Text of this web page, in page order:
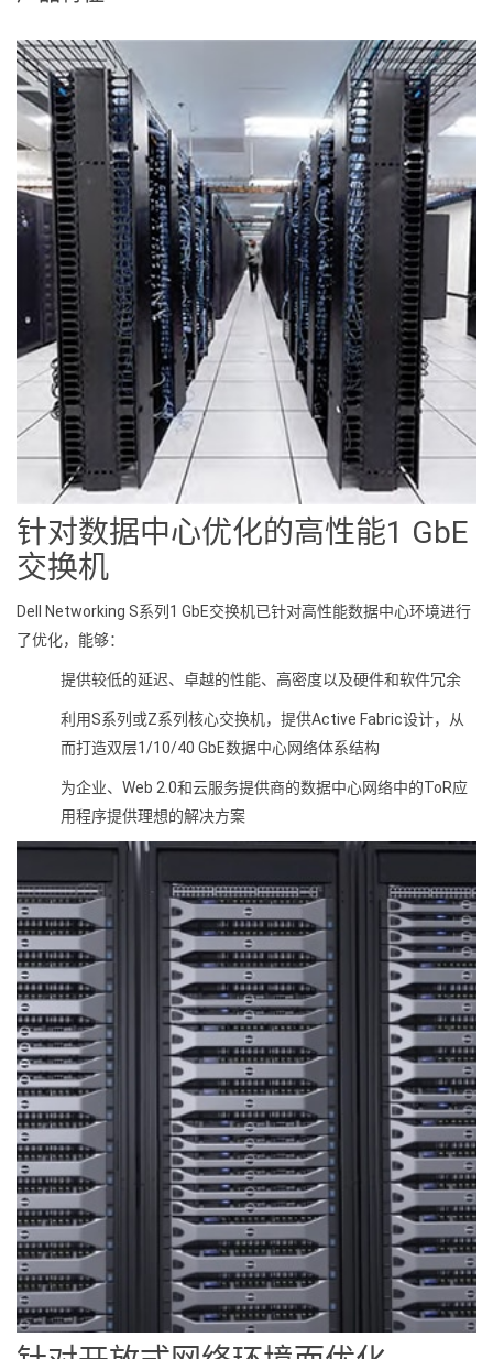
针对数据中心优化的高性能1 GbE
交换机
Dell Networking S系列1 GbE交换机已针对高性能数据中心环境进行
了优化，能够：
提供较低的延迟、卓越的性能、高密度以及硬件和软件冗余
利用S系列或Z系列核心交换机，提供Active Fabric设计，从
而打造双层1/10/40 GbE数据中心网络体系结构
为企业、Web 2.0和云服务提供商的数据中心网络中的ToR应
用程序提供理想的解决方案